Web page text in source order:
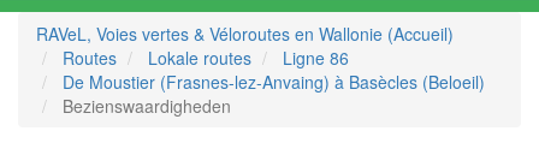
RAVeL, Voies vertes & Véloroutes en Wallonie (Accueil)
Routes
Lokale routes
Ligne 86
De Moustier (Frasnes-lez-Anvaing) à Basècles (Beloeil)
Bezienswaardigheden